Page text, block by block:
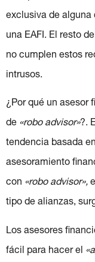
exclusiva de alguna
una EAFI. El resto
no cumplen estos
intrusos.
¿Por qué un asesor
de «robo advisor»?.
tendencia basada
asesoramiento
con «robo advisor»,
tipo de alianzas,
Los asesores
fácil para hacer el